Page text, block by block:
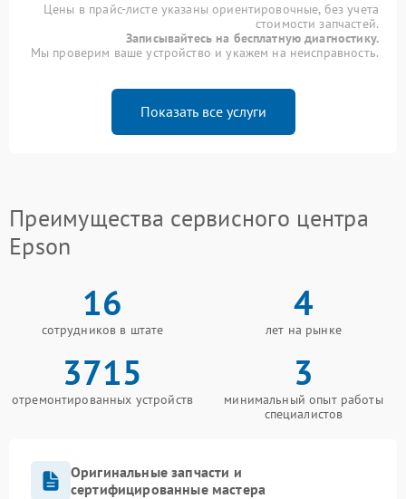
Цены в прайс-листе указаны ориентировочные, без учета
стоимости запчастей.
Записывайтесь на бесплатную диагностику.
Мы проверим ваше устройство и укажем на неисправность.
Показать все услуги
Преимущества сервисного центра
Epson
16
сотрудников в штате
4
лет на рынке
3715
отремонтированных устройств
3
минимальный опыт работы
специалистов
Оригинальные запчасти и
сертифицированные мастера